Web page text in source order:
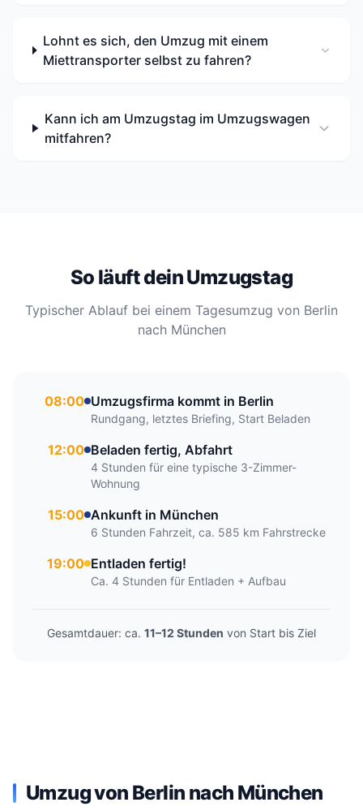
Lohnt es sich, den Umzug mit einem
Miettransporter selbst zu fahren?
Kann ich am Umzugstag im Umzugswagen
mitfahren?
So läuft dein Umzugstag
Typischer Ablauf bei einem Tagesumzug von Berlin
nach München
08:00 Umzugsfirma kommt in Berlin
Rundgang, letztes Briefing, Start Beladen
12:00 Beladen fertig, Abfahrt
4 Stunden für eine typische 3-Zimmer-
Wohnung
15:00 Ankunft in München
6 Stunden Fahrzeit, ca. 585 km Fahrstrecke
19:00 Entladen fertig!
Ca. 4 Stunden für Entladen + Aufbau
Gesamtdauer: ca. 11–12 Stunden von Start bis Ziel
Umzug von Berlin nach München